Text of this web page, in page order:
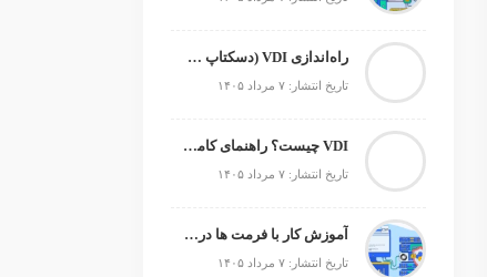
راه‌اندازی VDI (دسکتاپ مجازی)
تاریخ انتشار: ۷ مرداد ۱۴۰۵
VDI چیست؟ راهنمای کامل زیرساخت دسکتاپ مجازی
تاریخ انتشار: ۷ مرداد ۱۴۰۵
آموزش کار با فرمت ها در پایتون
تاریخ انتشار: ۷ مرداد ۱۴۰۵